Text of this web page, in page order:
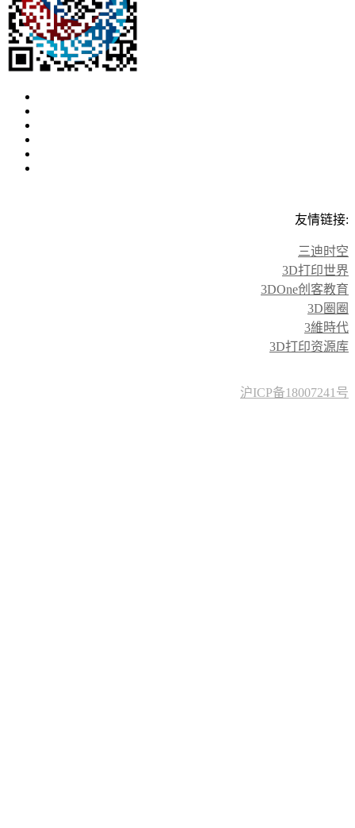
友情链接:
三迪时空
3D打印世界
3DOne创客教育
3D圈圈
3維時代
3D打印资源库
沪ICP备18007241号